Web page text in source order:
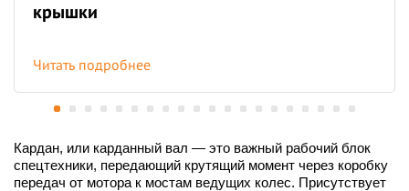
крышки
Читать подробнее
Кардан, или карданный вал — это важный рабочий блок
спецтехники, передающий крутящий момент через коробку
передач от мотора к мостам ведущих колес. Присутствует